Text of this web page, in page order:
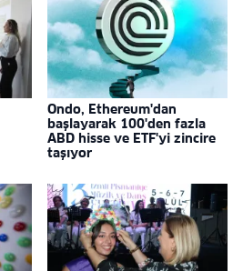
Ondo, Ethereum'dan
başlayarak 100'den fazla
ABD hisse ve ETF'yi zincire
taşıyor